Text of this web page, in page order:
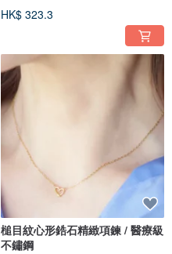
HK$ 323.3
槌目紋心形鋯石精緻項鍊 / 醫療級
不鏽鋼